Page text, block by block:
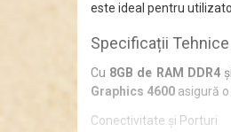
este ideal pentru
Specificații Tehnice
Cu 8GB de RAM DDR4
Graphics 4600 asigură
Conectivitate și Porturi